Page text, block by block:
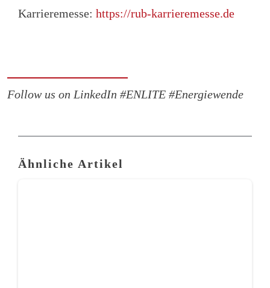
Karrieremesse: https://rub-karrieremesse.de
Follow us on LinkedIn #ENLITE #Energiewende
Ähnliche Artikel